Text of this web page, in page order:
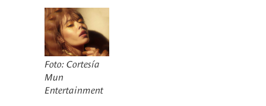
Foto: Cortesía
Mun
Entertainment